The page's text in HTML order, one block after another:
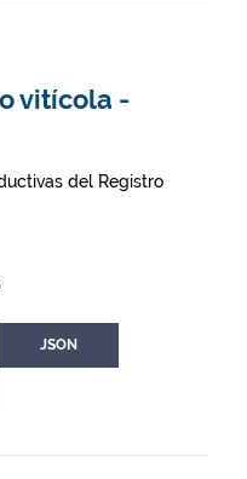
vitícola -
del Registro
JSON